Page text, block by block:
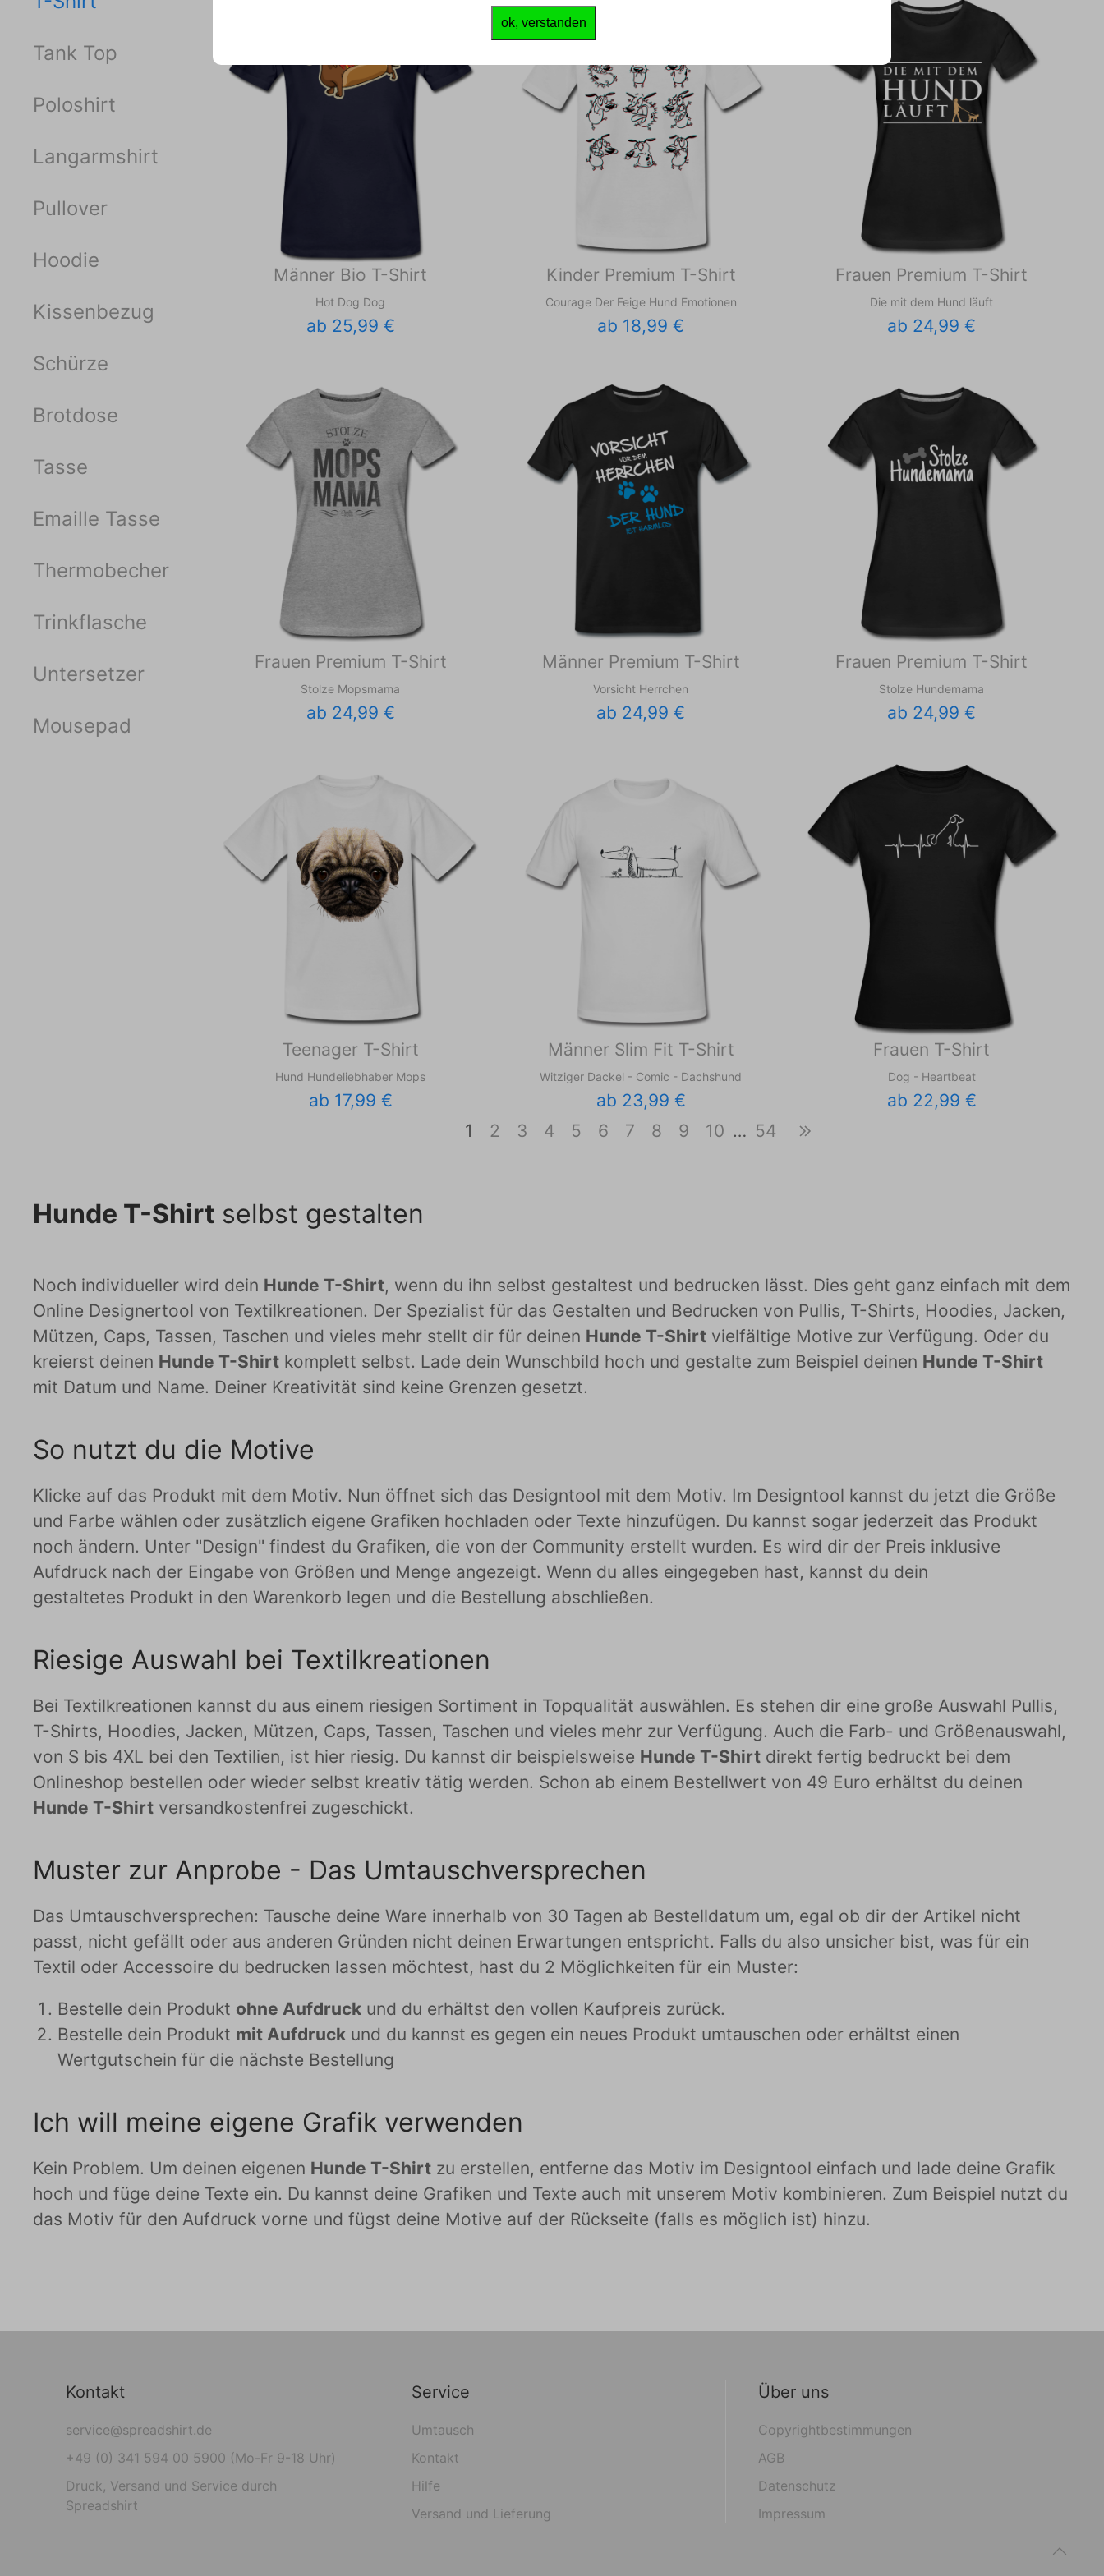
Tank Top
Poloshirt
Langarmshirt
Pullover
Hoodie
Kissenbezug
Schürze
Brotdose
Tasse
Emaille Tasse
Thermobecher
Trinkflasche
Untersetzer
Mousepad
Männer Bio T-Shirt
Hot Dog Dog
ab 25,99 €
Kinder Premium T-Shirt
Courage Der Feige Hund Emotionen
ab 18,99 €
Frauen Premium T-Shirt
Die mit dem Hund läuft
ab 24,99 €
Frauen Premium T-Shirt
Stolze Mopsmama
ab 24,99 €
Männer Premium T-Shirt
Vorsicht Herrchen
ab 24,99 €
Frauen Premium T-Shirt
Stolze Hundemama
ab 24,99 €
Teenager T-Shirt
Hund Hundeliebhaber Mops
ab 17,99 €
Männer Slim Fit T-Shirt
Witziger Dackel - Comic - Dachshund
ab 23,99 €
Frauen T-Shirt
Dog - Heartbeat
ab 22,99 €
1
2 3 4 5 6 7 8 9 10 … 54
Hunde T-Shirt selbst gestalten
Noch individueller wird dein Hunde T-Shirt, wenn du ihn selbst gestaltest und bedrucken lässt. Dies geht ganz einfach mit dem
Online Designertool von Textilkreationen. Der Spezialist für das Gestalten und Bedrucken von Pullis, T-Shirts, Hoodies, Jacken,
Mützen, Caps, Tassen, Taschen und vieles mehr stellt dir für deinen Hunde T-Shirt vielfältige Motive zur Verfügung. Oder du
kreierst deinen Hunde T-Shirt komplett selbst. Lade dein Wunschbild hoch und gestalte zum Beispiel deinen Hunde T-Shirt
mit Datum und Name. Deiner Kreativität sind keine Grenzen gesetzt.
So nutzt du die Motive
Klicke auf das Produkt mit dem Motiv. Nun öffnet sich das Designtool mit dem Motiv. Im Designtool kannst du jetzt die Größe
und Farbe wählen oder zusätzlich eigene Grafiken hochladen oder Texte hinzufügen. Du kannst sogar jederzeit das Produkt
noch ändern. Unter "Design" findest du Grafiken, die von der Community erstellt wurden. Es wird dir der Preis inklusive
Aufdruck nach der Eingabe von Größen und Menge angezeigt. Wenn du alles eingegeben hast, kannst du dein
gestaltetes Produkt in den Warenkorb legen und die Bestellung abschließen.
Riesige Auswahl bei Textilkreationen
Bei Textilkreationen kannst du aus einem riesigen Sortiment in Topqualität auswählen. Es stehen dir eine große Auswahl Pullis,
T-Shirts, Hoodies, Jacken, Mützen, Caps, Tassen, Taschen und vieles mehr zur Verfügung. Auch die Farb- und Größenauswahl,
von S bis 4XL bei den Textilien, ist hier riesig. Du kannst dir beispielsweise Hunde T-Shirt direkt fertig bedruckt bei dem
Onlineshop bestellen oder wieder selbst kreativ tätig werden. Schon ab einem Bestellwert von 49 Euro erhältst du deinen
Hunde T-Shirt versandkostenfrei zugeschickt.
Muster zur Anprobe - Das Umtauschversprechen
Das Umtauschversprechen: Tausche deine Ware innerhalb von 30 Tagen ab Bestelldatum um, egal ob dir der Artikel nicht
passt, nicht gefällt oder aus anderen Gründen nicht deinen Erwartungen entspricht. Falls du also unsicher bist, was für ein
Textil oder Accessoire du bedrucken lassen möchtest, hast du 2 Möglichkeiten für ein Muster:
Bestelle dein Produkt ohne Aufdruck und du erhältst den vollen Kaufpreis zurück.
Bestelle dein Produkt mit Aufdruck und du kannst es gegen ein neues Produkt umtauschen oder erhältst einen
Wertgutschein für die nächste Bestellung
Ich will meine eigene Grafik verwenden
Kein Problem. Um deinen eigenen Hunde T-Shirt zu erstellen, entferne das Motiv im Designtool einfach und lade deine Grafik
hoch und füge deine Texte ein. Du kannst deine Grafiken und Texte auch mit unserem Motiv kombinieren. Zum Beispiel nutzt du
das Motiv für den Aufdruck vorne und fügst deine Motive auf der Rückseite (falls es möglich ist) hinzu.
Kontakt
service@spreadshirt.de
+49 (0) 341 594 00 5900 (Mo-Fr 9-18 Uhr)
Druck, Versand und Service durch
Spreadshirt
Service
Umtausch
Kontakt
Hilfe
Versand und Lieferung
Über uns
Copyrightbestimmungen
AGB
Datenschutz
Impressum
ok, verstanden